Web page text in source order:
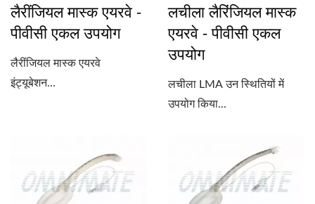
लैरींजियल मास्क एयरवे -
पीवीसी एकल उपयोग
लैरींजियल मास्क एयरवे
इंट्यूबेशन...
लचीला लैरिंजियल मास्क
एयरवे - पीवीसी एकल
उपयोग
लचीला LMA उन स्थितियों में
उपयोग किया...